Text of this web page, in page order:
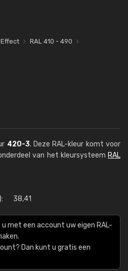
Effect
RAL 410 - 490
420-3. Deze RAL-kleur komt voor
van het kleursysteem RAL
38,41
met een account uw eigen RAL-
Dan kunt u gratis een